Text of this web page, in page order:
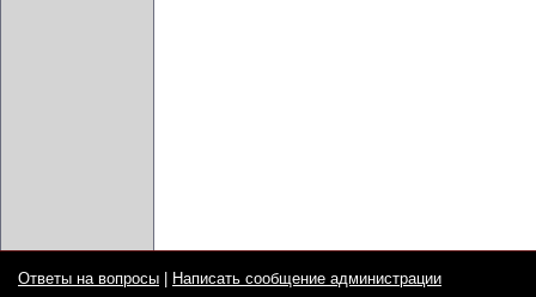
Ответы на вопросы Написать сообщение администрации